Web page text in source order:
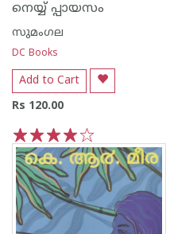
നെയ്യ് പ്പായസം
സുമംഗല
DC Books
Add to Cart
Rs 120.00
5
4
3
2
1